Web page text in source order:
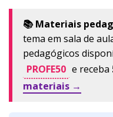
📚 Materiais
tema em sala de
pedagógicos
PROFE50 e receba
materiais →